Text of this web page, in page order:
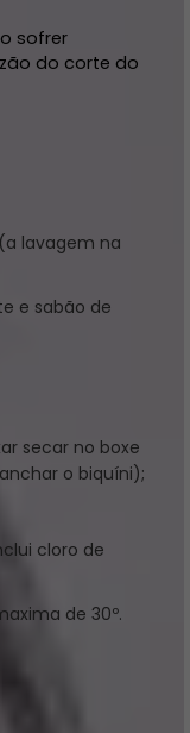
sofrer
do corte do
lavagem na
e sabão de
secar no boxe
o biquíni);
cloro de
de 30º.